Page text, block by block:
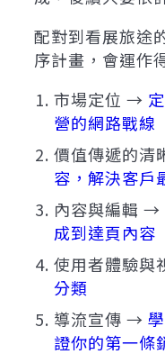
配對到看展旅途
序計畫，會運作
市場定位 →
營的網路戰線
價值傳遞的清
容，解決客戶
內容與編輯 →
成到達頁內容
使用者體驗與
分類
導流宣傳 →
證你的第一條